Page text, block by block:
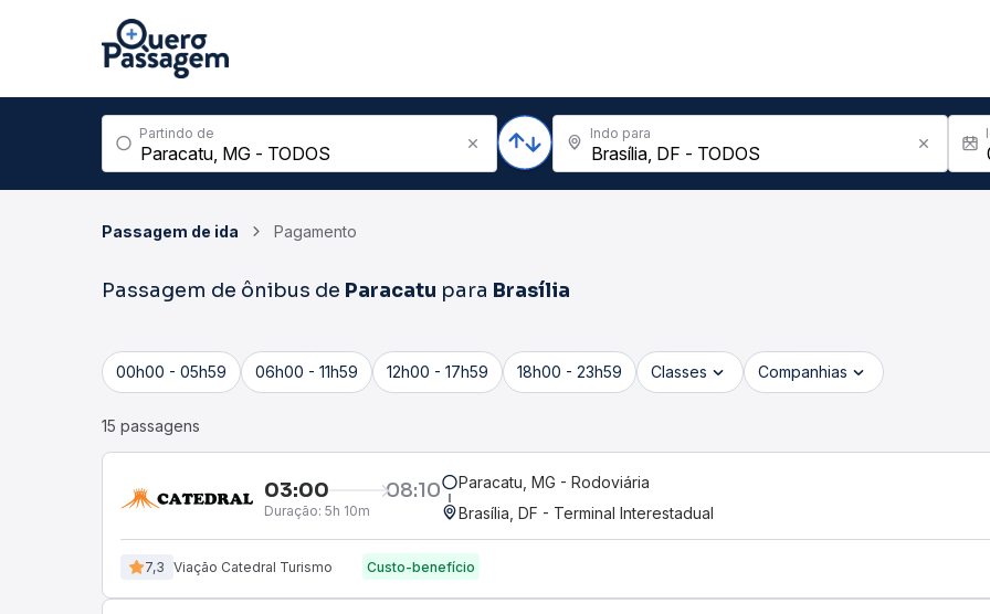
Partindo de Indo para
Passagem de ida Pagamento
Passagem de ônibus de Paracatu para Brasília
00h00 - 05h59 06h00 - 11h59 12h00 - 17h59 18h00 - 23h59 Classes Companhias
15 passagens
03:00 08:10
Duração: 5h 10m
Paracatu, MG - Rodoviária
Brasília, DF - Terminal Interestadual
7,3 Viação Catedral Turismo Custo-benefício